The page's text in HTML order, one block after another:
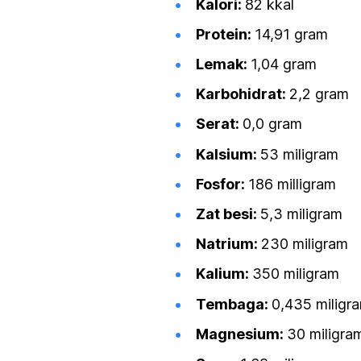
Kalori: 82 kkal
Protein: 14,91 gram
Lemak: 1,04 gram
Karbohidrat: 2,2 gram
Serat: 0,0 gram
Kalsium: 53 miligram
Fosfor: 186 milligram
Zat besi: 5,3 miligram
Natrium: 230 miligram
Kalium: 350 miligram
Tembaga: 0,435
Magnesium: 30